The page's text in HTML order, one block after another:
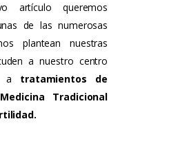
artículo queremos
de las numerosas
plantean nuestras
a nuestro centro
a tratamientos de
Tradicional